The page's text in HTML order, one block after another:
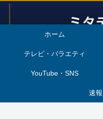
ホーム
テレビ・バラエティ
YouTube・SNS
速